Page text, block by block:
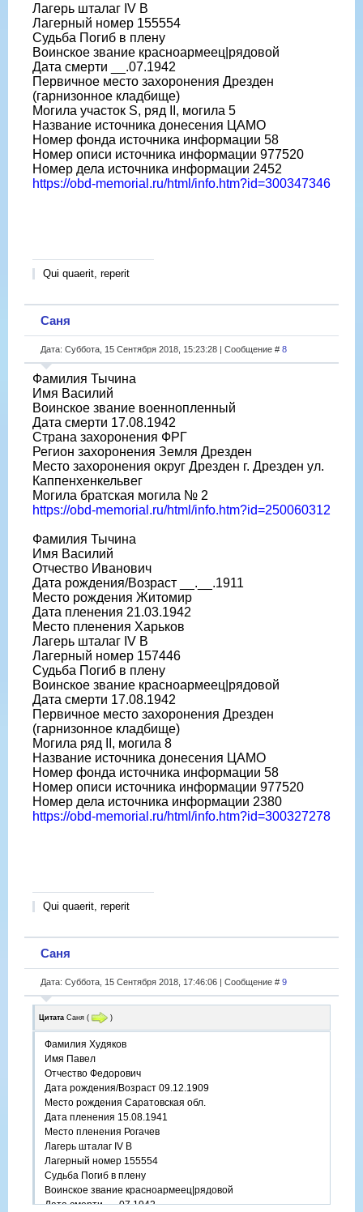
Лагерь шталаг IV B
Лагерный номер 155554
Судьба Погиб в плену
Воинское звание красноармеец|рядовой
Дата смерти __.07.1942
Первичное место захоронения Дрезден
(гарнизонное кладбище)
Могила участок S, ряд II, могила 5
Название источника донесения ЦАМО
Номер фонда источника информации 58
Номер описи источника информации 977520
Номер дела источника информации 2452
https://obd-memorial.ru/html/info.htm?id=300347346
Qui quaerit, reperit
Саня
Дата: Суббота, 15 Сентября 2018, 15:23:28 | Сообщение # 8
Фамилия Тычина
Имя Василий
Воинское звание военнопленный
Дата смерти 17.08.1942
Страна захоронения ФРГ
Регион захоронения Земля Дрезден
Место захоронения округ Дрезден г. Дрезден ул.
Каппенхенкельвег
Могила братская могила № 2
https://obd-memorial.ru/html/info.htm?id=250060312
Фамилия Тычина
Имя Василий
Отчество Иванович
Дата рождения/Возраст __.__.1911
Место рождения Житомир
Дата пленения 21.03.1942
Место пленения Харьков
Лагерь шталаг IV B
Лагерный номер 157446
Судьба Погиб в плену
Воинское звание красноармеец|рядовой
Дата смерти 17.08.1942
Первичное место захоронения Дрезден
(гарнизонное кладбище)
Могила ряд II, могила 8
Название источника донесения ЦАМО
Номер фонда источника информации 58
Номер описи источника информации 977520
Номер дела источника информации 2380
https://obd-memorial.ru/html/info.htm?id=300327278
Qui quaerit, reperit
Саня
Дата: Суббота, 15 Сентября 2018, 17:46:06 | Сообщение # 9
Цитата Саня ( )
Фамилия Худяков
Имя Павел
Отчество Федорович
Дата рождения/Возраст 09.12.1909
Место рождения Саратовская обл.
Дата пленения 15.08.1941
Место пленения Рогачев
Лагерь шталаг IV B
Лагерный номер 155554
Судьба Погиб в плену
Воинское звание красноармеец|рядовой
Дата смерти __.07.1942